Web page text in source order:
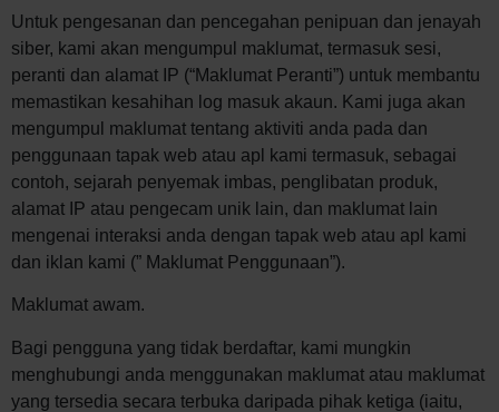
Untuk pengesanan dan pencegahan penipuan dan jenayah
siber, kami akan mengumpul maklumat, termasuk sesi,
peranti dan alamat IP (“Maklumat Peranti”) untuk membantu
memastikan kesahihan log masuk akaun. Kami juga akan
mengumpul maklumat tentang aktiviti anda pada dan
penggunaan tapak web atau apl kami termasuk, sebagai
contoh, sejarah penyemak imbas, penglibatan produk,
alamat IP atau pengecam unik lain, dan maklumat lain
mengenai interaksi anda dengan tapak web atau apl kami
dan iklan kami (” Maklumat Penggunaan”).
Maklumat awam.
Bagi pengguna yang tidak berdaftar, kami mungkin
menghubungi anda menggunakan maklumat atau maklumat
yang tersedia secara terbuka daripada pihak ketiga (iaitu,